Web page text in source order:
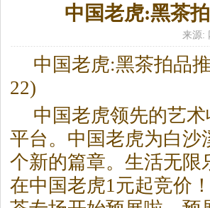
中国老虎:黑茶
来源:
中国老虎:黑茶拍品
22)
中国老虎领先的艺
平台。 中国老虎为白沙
个新的篇章。生活无限
在中国老虎1元起竞价